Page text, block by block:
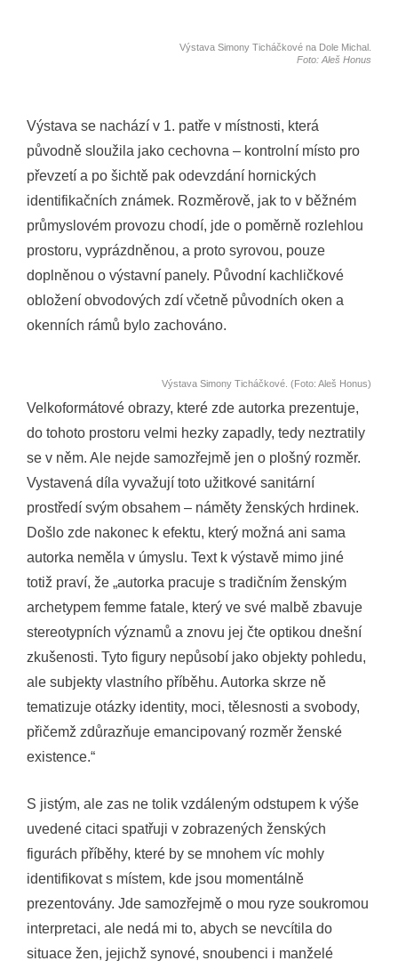
Výstava Simony Ticháčkové na Dole Michal.
Foto: Aleš Honus
Výstava se nachází v 1. patře v místnosti, která
původně sloužila jako cechovna – kontrolní místo pro
převzetí a po šichtě pak odevzdání hornických
identifikačních známek. Rozměrově, jak to v běžném
průmyslovém provozu chodí, jde o poměrně rozlehlou
prostoru, vyprázdněnou, a proto syrovou, pouze
doplněnou o výstavní panely. Původní kachličkové
obložení obvodových zdí včetně původních oken a
okenních rámů bylo zachováno.
Výstava Simony Ticháčkové. (Foto: Aleš Honus)
Velkoformátové obrazy, které zde autorka prezentuje,
do tohoto prostoru velmi hezky zapadly, tedy neztratily
se v něm. Ale nejde samozřejmě jen o plošný rozměr.
Vystavená díla vyvažují toto užitkové sanitární
prostředí svým obsahem – náměty ženských hrdinek.
Došlo zde nakonec k efektu, který možná ani sama
autorka neměla v úmyslu. Text k výstavě mimo jiné
totiž praví, že „autorka pracuje s tradičním ženským
archetypem femme fatale, který ve své malbě zbavuje
stereotypních významů a znovu jej čte optikou dnešní
zkušenosti. Tyto figury nepůsobí jako objekty pohledu,
ale subjekty vlastního příběhu. Autorka skrze ně
tematizuje otázky identity, moci, tělesnosti a svobody,
přičemž zdůrazňuje emancipovaný rozměr ženské
existence.“
S jistým, ale zas ne tolik vzdáleným odstupem k výše
uvedené citaci spatřuji v zobrazených ženských
figurách příběhy, které by se mnohem víc mohly
identifikovat s místem, kde jsou momentálně
prezentovány. Jde samozřejmě o mou ryze soukromou
interpretaci, ale nedá mi to, abych se nevcítila do
situace žen, jejichž synové, snoubenci i manželé